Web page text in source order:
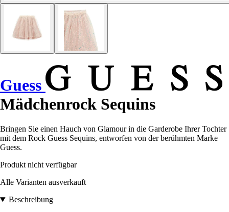
Guess
Mädchenrock Sequins
Bringen Sie einen Hauch von Glamour in die Garderobe Ihrer Tochter
mit dem Rock Guess Sequins, entworfen von der berühmten Marke
Guess.
Produkt nicht verfügbar
Alle Varianten ausverkauft
Beschreibung